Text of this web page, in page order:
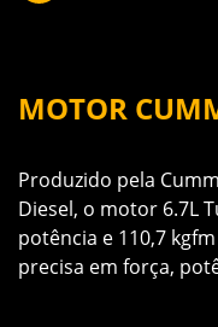
MOTOR
Produzido pela
Diesel, o motor 6.7L
potência e 110,7
precisa em força,